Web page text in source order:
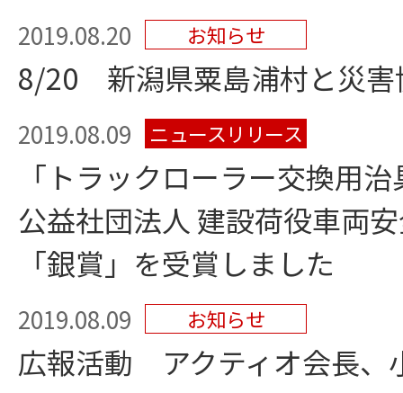
2019.08.20 お知らせ
8/20 新潟県粟島浦村と災害
2019.08.09 ニュースリリース
「トラックローラー交換用
公益社団法人 建設荷役車両
「銀賞」を受賞しました
2019.08.09 お知らせ
広報活動 アクティオ会長、